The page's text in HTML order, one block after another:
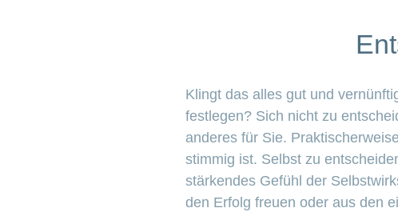
Klingt das alles gut und
festlegen? Sich nicht zu
anderes für Sie.
stimmig ist. Selbst zu
stärkendes Gefühl der
den Erfolg freuen oder aus den